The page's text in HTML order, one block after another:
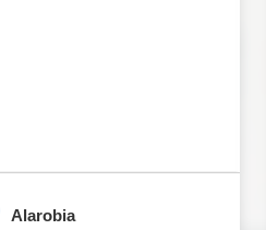
Alarobia